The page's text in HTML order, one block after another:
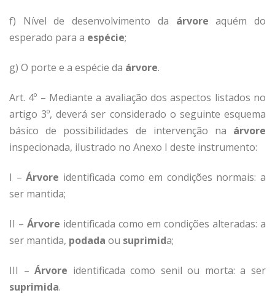
f) Nível de desenvolvimento da árvore aquém do
esperado para a espécie;
g) O porte e a espécie da árvore.
Art. 4º – Mediante a avaliação dos aspectos listados no
artigo 3º, deverá ser considerado o seguinte esquema
básico de possibilidades de intervenção na árvore
inspecionada, ilustrado no Anexo I deste instrumento:
I –Árvore identificada como em condições normais: a
ser mantida;
II – Árvore identificada como em condições alteradas: a
ser mantida, podada ou suprimida;
III –Árvore identificada como senil ou morta: a ser
suprimida.